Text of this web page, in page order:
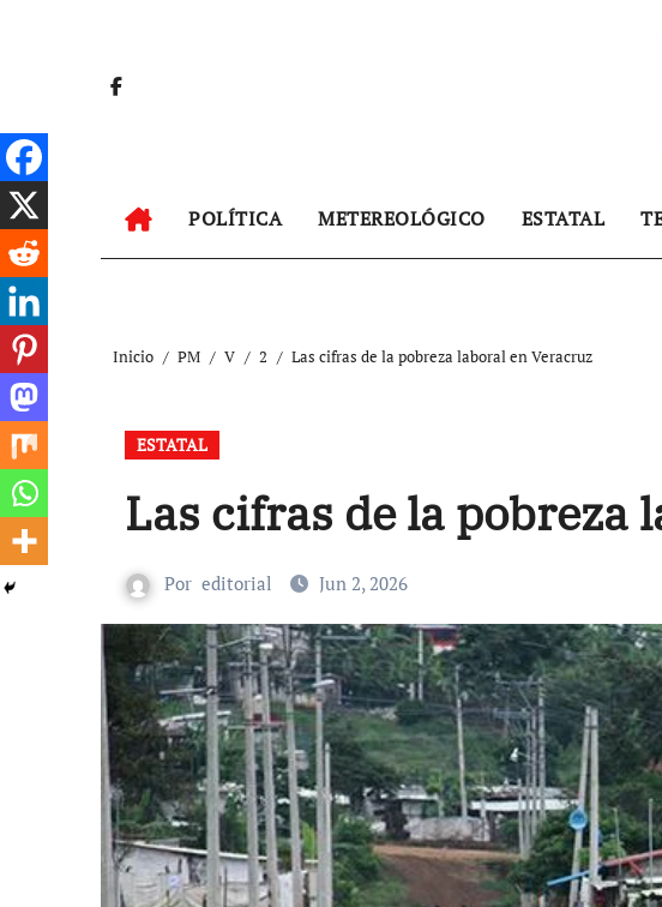
POLÍTICA METEREOLÓGICO ESTATAL
Inicio PM V 2 Las cifras de la pobreza laboral en Veracruz
ESTATAL
Las cifras de la pobreza
Por editorial Jun 2, 2026